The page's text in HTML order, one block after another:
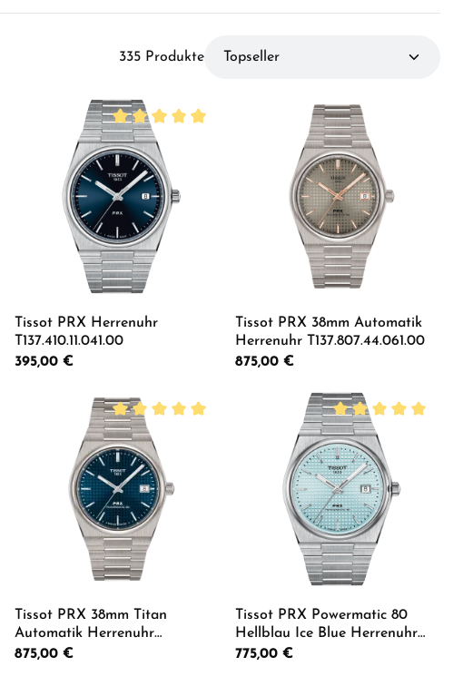
335 Produkte
ein oder benutze die Schaltflächen um die
den gewünschten Wert ein oder benutze die
Durchschnittliche Bewertung von 5 von 5 Sternen
Tissot PRX Herrenuhr
T137.410.11.041.00
Regulärer Preis:
395,00 €
Produkt Anzahl: Gib den gewünschten
Tissot PRX 38mm Automatik
Herrenuhr T137.807.44.061.00
Regulärer Preis:
875,00 €
Produkt Anzahl: Gib
Durchschnittliche Bewertung von 5 von 5 Sternen
Tissot PRX 38mm Titan
Automatik Herrenuhr
T137.807.44.041.00
Regulärer Preis:
875,00 €
Durchschnittliche
Tissot PRX Powermatic 80
Hellblau Ice Blue Herrenuhr
T137.407.11.351.00
Regulärer Preis:
775,00 €